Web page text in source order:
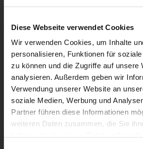
Diese Webseite verwendet Cookies
Wir verwenden Cookies, um Inhalte
personalisieren, Funktionen für
zu können und die Zugriffe auf unsere
analysieren. Außerdem geben wir
Verwendung unserer Website an
soziale Medien, Werbung und
Partner führen diese Informationen
weiteren Daten zusammen, die Sie
Anfänger". Die
einfache und humorvolle Art
Begriffe aus Kirche und
dieser Folge geht es um den
Weltjugendtag.